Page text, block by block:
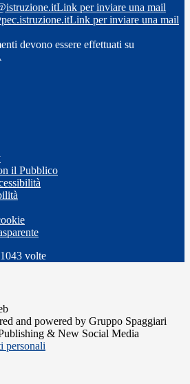
Link per inviare una mail
Link per inviare una mail
devono essere effettuati su
il Pubblico
1043 volte
and powered by Gruppo Spaggiari
& New Social Media
personali